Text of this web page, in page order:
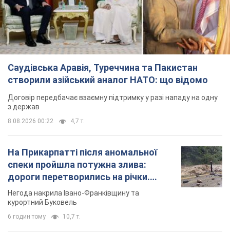
Саудівська Аравія, Туреччина та Пакистан
створили азійський аналог НАТО: що відомо
Договір передбачає взаємну підтримку у разі нападу на одну
з держав
8.08.2026 00:22 4,7 т.
На Прикарпатті після аномальної
спеки пройшла потужна злива:
дороги перетворились на річки.
Відео
Негода накрила Івано-Франківщину та
курортний Буковель
6 годин тому 10,7 т.